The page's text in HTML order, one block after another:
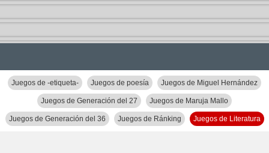
Juegos de -etiqueta- Juegos de poesía Juegos de Miguel Hernández
Juegos de Generación del 27 Juegos de Maruja Mallo
Juegos de Generación del 36 Juegos de Ránking Juegos de Literatura